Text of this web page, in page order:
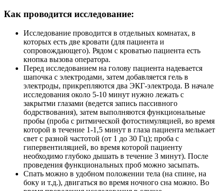
Как проводится исследование:
Исследование проводится в отдельных комнатах, в
которых есть две кровати (для пациента и
сопровождающего). Рядом с кроватью пациента есть
кнопка вызова оператора.
Перед исследованием на голову пациента надевается
шапочка с электродами, затем добавляется гель в
электроды, прикрепляются два ЭКГ-электрода. В начале
исследования около 5-10 минут нужно лежать с
закрытми глазами (ведется запись пассивного
бодрствования), затем выполняются функциональные
пробы (проба с ритмической фотостимуляцией, во время
которой в течение 1-1,5 минут в глаза пациента мелькает
свет с разной частотой (от 1 до 30 Гц); проба с
гипервентиляцией, во время которой пациенту
необходимо глубоко дышать в течение 3 минут). После
проведения функциональных проб можно засыпать.
Спать можно в удобном положении тела (на спине, на
боку и т.д.), двигаться во время ночного сна можно. Во